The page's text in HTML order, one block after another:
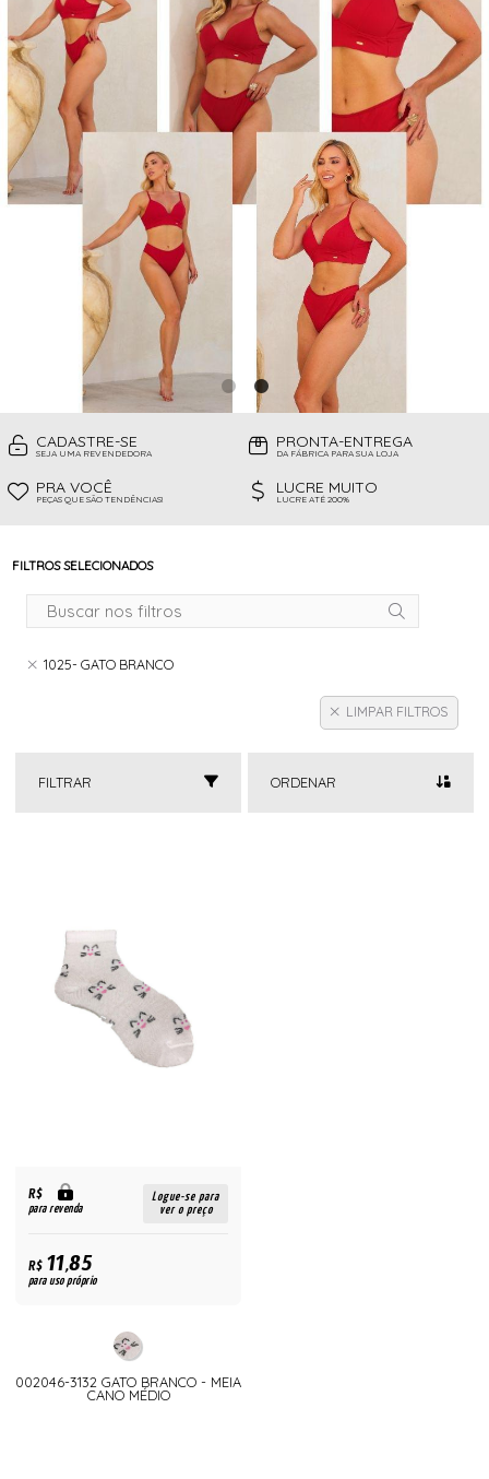
TOP
CINTAS
CONJUNTO DE LINGERIE SEM BOJO
FITNESS
MEIAS
PIJAMAS INFANTIL
PIJAMAS INVERNO
PIJAMAS VERÃO
TODOS DE PROMOÇÕES
CADASTRE-SE
SEJA UMA REVENDEDORA
PRONTA-ENTREGA
DA FÁBRICA PARA SUA LOJA
PRA VOCÊ
PEÇAS QUE SÃO TENDÊNCIAS!
LUCRE MUITO
LUCRE ATÉ 200%
FILTROS SELECIONADOS
1025- GATO BRANCO
LIMPAR FILTROS
FILTRAR ORDENAR
R$
para revenda
Logue-se para
ver o preço
R$11,85
para uso próprio
002046-3132 GATO BRANCO - MEIA
CANO MÉDIO